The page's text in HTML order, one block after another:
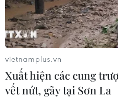
vietnamplus.vn
Xuất hiện các cung
vết nứt, gãy tại Sơn La